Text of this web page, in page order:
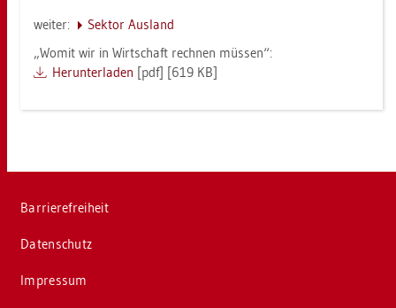
wei­ter:
Sek­tor Aus­land
„Womit wir in Wirt­schaft rech­nen müs­sen“:
Her­un­ter­la­den [pdf] [619 KB]
Bar­rie­re­frei­heit
Da­ten­schutz
Im­pres­sum